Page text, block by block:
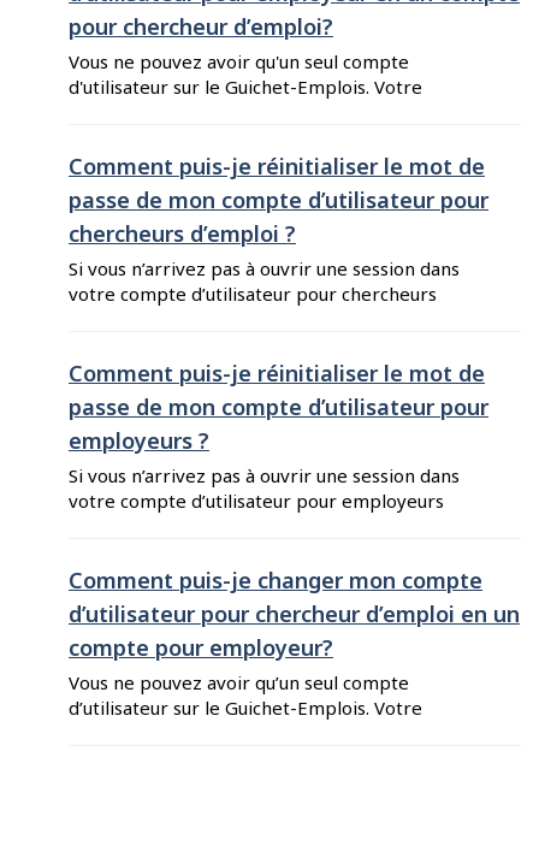
vos identifiants de connexion.
pour chercheur d’emploi?
Vous ne pouvez avoir qu'un seul compte
d'utilisateur sur le Guichet-Emplois. Votre
Vous pouvez donc ouvrir une session en tant que
chercheur d'emploi avec les mêmes
informations de connexion que vous utilisez
pour vous connecter comme employeur. Pour ...
Comment puis-je réinitialiser le mot de
passe de mon compte d’utilisateur pour
chercheurs d’emploi ?
Si vous n’arrivez pas à ouvrir une session dans
votre compte d’utilisateur pour chercheurs
ces étapes : Allez sur Guichet-Emplois pour
chercheurs d’emploi et entrez l’adresse courriel
que vous avez utilisée lorsque vous avez créé
votre compte d’utilisateur. ...
Comment puis-je réinitialiser le mot de
passe de mon compte d’utilisateur pour
employeurs ?
Si vous n’arrivez pas à ouvrir une session dans
votre compte d’utilisateur pour employeurs
étapes : Rendez-vous au Guichet-
Emplois pour employeurs et cliquez sur « Vous
avez oublié votre mot de passe ? », situé en
dessous du bouton « Ouvrir ...
Comment puis-je changer mon compte
d’utilisateur pour chercheur d’emploi en un
compte pour employeur?
Vous ne pouvez avoir qu’un seul compte
d’utilisateur sur le Guichet-Emplois. Votre